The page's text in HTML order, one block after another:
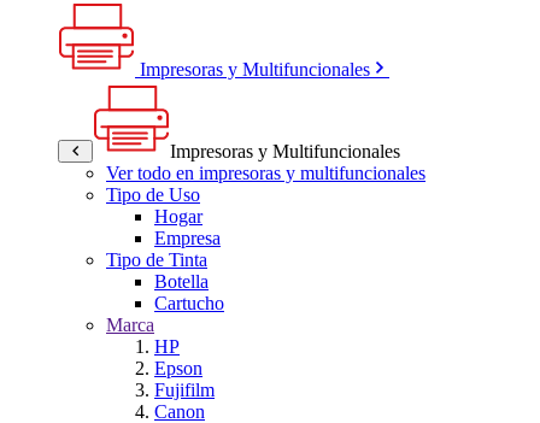
Impresoras y Multifuncionales
Impresoras y Multifuncionales
Ver todo en impresoras y multifuncionales
Tipo de Uso
Hogar
Empresa
Tipo de Tinta
Botella
Cartucho
Marca
HP
Epson
Fujifilm
Canon